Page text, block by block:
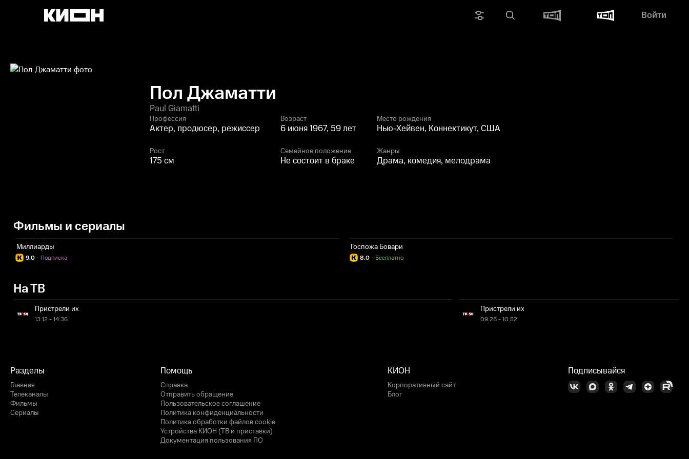
Войти
Пол Джаматти
Paul Giamatti
Профессия
Актер, продюсер, режиссер
Возраст
6 июня 1967, 59 лет
Место рождения
Нью-Хейвен, Коннектикут, США
Рост
175 см
Семейное положение
Не состоит в браке
Жанры
Драма, комедия, мелодрама
Фильмы и сериалы
Миллиарды
9.0 Подписка
·
Госпожа Бовари
8.0 Бесплатно
·
На ТВ
Пристрели их
13:12 - 14:36
Пристрели их
09:28 - 10:52
Разделы
Главная
Телеканалы
Фильмы
Сериалы
Помощь
Справка
Отправить обращение
Пользовательское соглашение
Политика конфиденциальности
Политика обработки файлов cookie
Устройства КИОН (ТВ и приставки)
Документация пользования ПО
КИОН
Корпоративный сайт
Блог
Подписывайся